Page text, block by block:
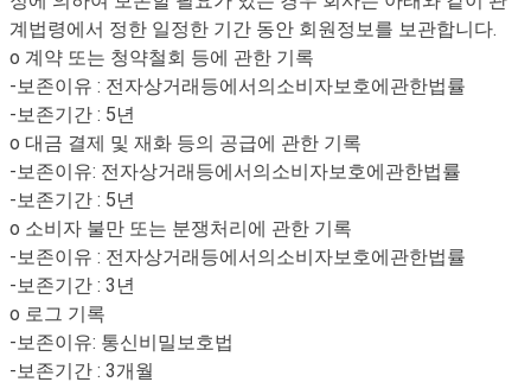
계법령에서 정한 일정한 기간 동안 회원정보를 보관합니다.
o 계약 또는 청약철회 등에 관한 기록
-보존이유 : 전자상거래등에서의소비자보호에관한법률
-보존기간 : 5년
o 대금 결제 및 재화 등의 공급에 관한 기록
-보존이유: 전자상거래등에서의소비자보호에관한법률
-보존기간 : 5년
o 소비자 불만 또는 분쟁처리에 관한 기록
-보존이유 : 전자상거래등에서의소비자보호에관한법률
-보존기간 : 3년
o 로그 기록
-보존이유: 통신비밀보호법
-보존기간 : 3개월